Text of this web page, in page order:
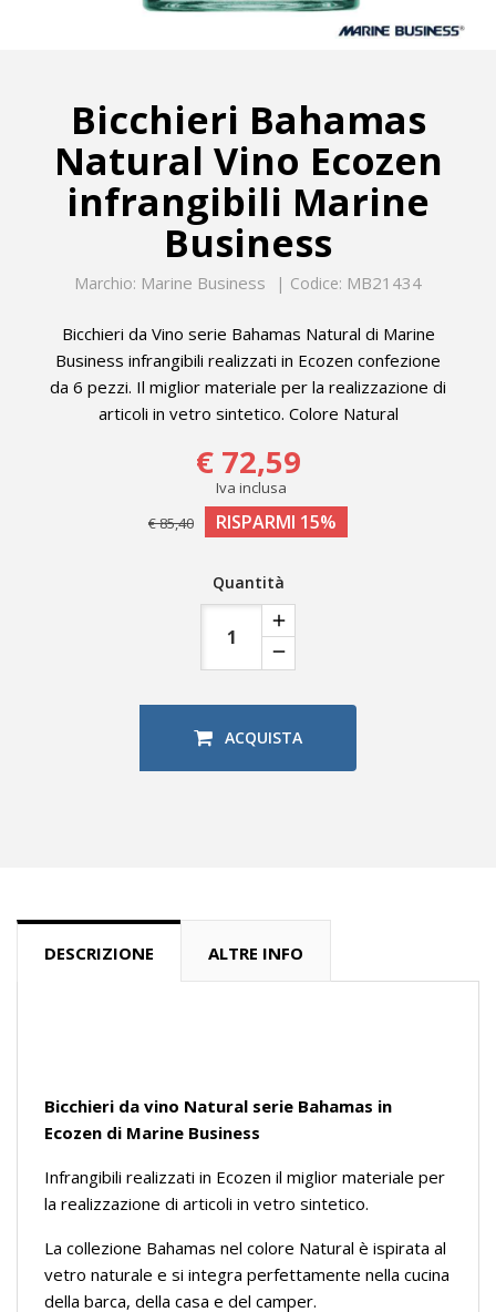
Bicchieri Bahamas
Natural Vino Ecozen
infrangibili Marine
Business
Marchio: Marine Business Codice: MB21434
Bicchieri da Vino serie Bahamas Natural di Marine
Business infrangibili realizzati in Ecozen confezione
da 6 pezzi. Il miglior materiale per la realizzazione di
articoli in vetro sintetico. Colore Natural
€ 72,59
Iva inclusa
€ 85,40
RISPARMI 15%
Quantità
ACQUISTA
DESCRIZIONE ALTRE INFO
Bicchieri da vino Natural serie Bahamas in
Ecozen di Marine Business
Infrangibili realizzati in Ecozen il miglior materiale per
la realizzazione di articoli in vetro sintetico.
La collezione Bahamas nel colore Natural è ispirata al
vetro naturale e si integra perfettamente nella cucina
della barca, della casa e del camper.